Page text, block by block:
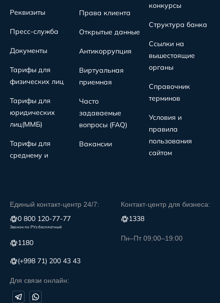
Реквизиты
Пресс-служба
Документы
Тарифы для
физических лиц
Тарифы для
юридических
лиц(MMБ)
Тарифы для
среднему и
Права клиента
Открытые данные
Антикоррупция
Виртуальная
приемная
Часто
задаваемые
вопросы (FAQ)
Вакансии
конкурсы
Структура банка
Ссылки на
вышестоящие
органы
Справочник
терминов
Условия и
правила
пользования
сайтом
Единый контакт-центр 24/7:
0 800 120-77-77
Звонок по РУз бесплатный
1180
(+998 71) 200 43 43
Для связи онлайн:
Контакт-центр для бизнеса:
1338
Пн–Пт 09:00–19:00